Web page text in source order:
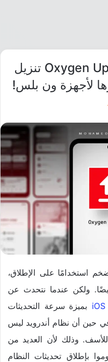
تحميل Oxygen Updater 2024 تنزيل
لأجهزة ون بلس!
استخدامًا على الإطلاق،
ولكن عندما نتحدث عن
بميزة سرعة التحديثات
حين أن نظام أندرويد ليس
وذلك لأن العديد من
بإطلاق تحديثات النظام